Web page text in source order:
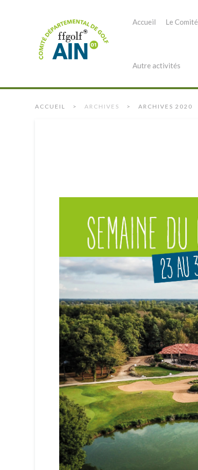
Accueil Le Comité
Autre activités
ACCUEIL ARCHIVES ARCHIVES 2020